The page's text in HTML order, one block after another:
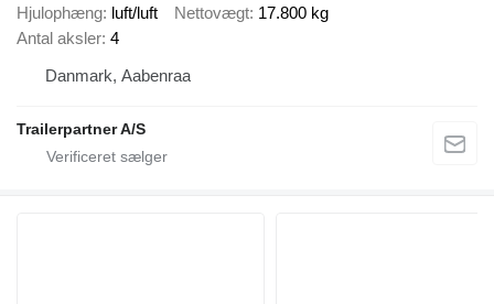
Hjulophæng luft/luft Nettovægt 17.800 kg
Antal aksler 4
Danmark, Aabenraa
Trailerpartner A/S